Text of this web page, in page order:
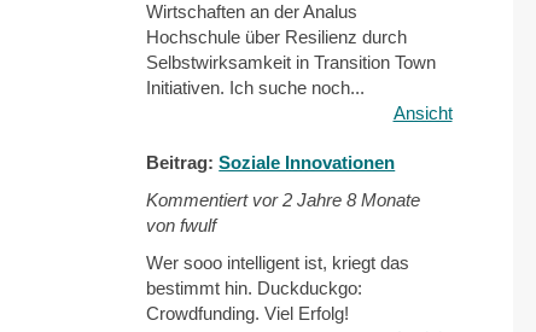
Wirtschaften an der Analus
Hochschule über Resilienz durch
Selbstwirksamkeit in Transition Town
Initiativen. Ich suche noch...
Ansicht
Beitrag:Soziale Innovationen
Kommentiert vor2 Jahre 8 Monate
von fwulf
Wer sooo intelligent ist, kriegt das
bestimmt hin. Duckduckgo:
Crowdfunding. Viel Erfolg!